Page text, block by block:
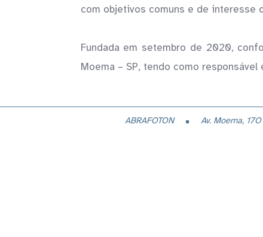
com objetivos comuns e de interesse
Fundada em setembro de 2020,
Moema – SP, tendo como
ABRAFOTON Av. Moema, 17O